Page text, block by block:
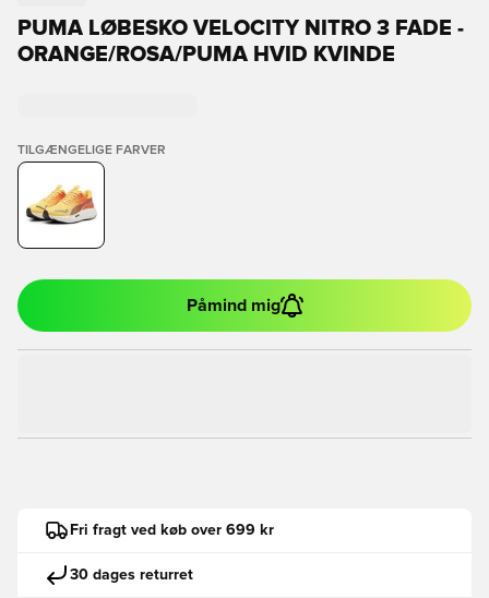
PUMA LØBESKO VELOCITY NITRO 3 FADE -
ORANGE/ROSA/PUMA HVID KVINDE
TILGÆNGELIGE FARVER
Påmind mig
Fri fragt ved køb over 699 kr
30 dages returret